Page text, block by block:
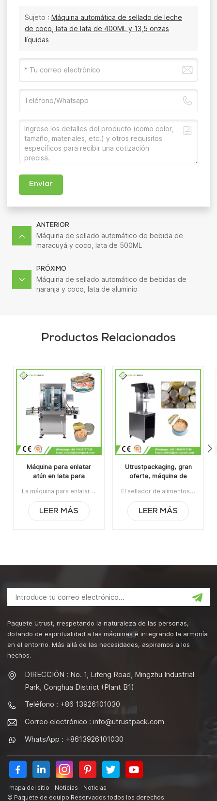
Sujeto : Máquina automática de sellado de leche
de coco, lata de lata de 400ML y 13,5 onzas
líquidas
Enviar
ANTERIOR
Máquina de sellado automático de bebida de
maracuyá y coco, lata de 500ML
PRÓXIMO
Máquina de sellado automático de bebidas de
naranja y coco, lata de aluminio
Productos Relacionados
Máquina para enlatar
atún en lata para
envasado de alimentos
La máquina para enlatar atún en latas para fabricantes de envasado de alimentos es aplicable para sellar varias latas redondas, incluidas botellas de plástico PET, latas de hojalata, latas de aluminio, latas de papel, etc.Con una estructura de rodillo de sellado de diseño patentado nacional, su velocidad estable puede alcanzar hasta 60 latas por minuto con un menor consumo de energía. Artículo N.°: UT1AFG2Pedido mínimo: 1Pago: T/TPuerto de embarque: GuangzhouRegión original: Guangzhou, ChinaPlazo de entrega: 10 días después de recibir el depósito.
LEER MÁS
Utrustpackaging, gran
oferta, máquina de
sellador de alimentos
enlatados
El sellador de alimentos enlatados de la máquina de sellado de latas manual de venta caliente de Utrustpackaging es adecuado para sellar todo tipo de latas de PET / latas de papel compuesto, latas u otros recipientes redondos. Alta eficiencia por transmisión mecánica, estructuras simples y convenientes de mantener, peso ligero y fácil de operar.La orden mínima:1Pago:T/TPuerto de embarque:CantónRegión original:PorcelanaTiempo de espera:3-5 días después de recibir el depósito
LEER MÁS
Paquete Utrust, rrespetando la naturaleza de las personas,
dotando de espiritualidad a las máquinas e integrando la armonía
en el entorno. Más allá de las necesidades, aspiramos a los
hechos.
DIRECCIÓN : No. 1, Lifeng Road, Mingzhu Industrial
Park, Conghua District (Plant B1)
Teléfono : +86 13926101030
Correo electrónico : info@utrustpack.com
WhatsApp : +8613926101030
mapa del sitio Noticias
Noticias
© Paquete de equipo Reservados todos los derechos.